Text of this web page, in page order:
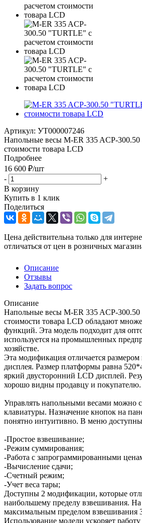
Артикул: УТ000007246
Напольные весы M-ER 335 ACP-
стоимости товара LCD
Подробнее
16 600 ₽/шт
-
+
В корзину
Купить в 1 клик
Поделиться
Цена действительна только для
отличаться от цен в розничных
Описание
Отзывы
Задать вопрос
Описание
Напольные весы M-ER 335 ACP-
стоимости товара LCD обладают
функций. Эта модель подходит для
используется на промышленных
хозяйстве.
Эта модификация отличается
дисплея. Размер платформы равна
яркий двусторонний LCD дисплей.
хорошо видны продавцу и покупателю.
Управлять напольными весами можно
клавиатуры. Назначение кнопок на
понятно интуитивно. В меню
-Простое взвешивание;
-Режим суммирования;
-Работа с запрограммированными
-Вычисление сдачи;
-Счетный режим;
-Учет веса тары;
Доступны 2 модификации, которые
наибольшему пределу взвешивания. На
максимальным пределом взвешивания
Использование модели ускоряет